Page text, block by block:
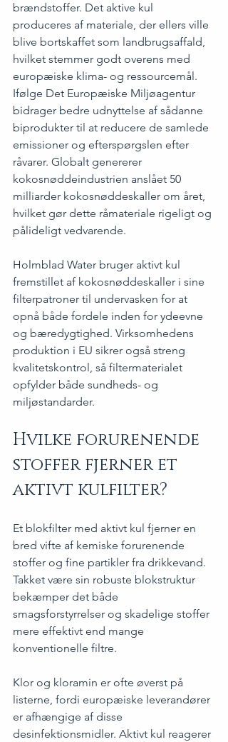
brændstoffer. Det aktive kul
produceres af materiale, der ellers ville
blive bortskaffet som landbrugsaffald,
hvilket stemmer godt overens med
europæiske klima- og ressourcemål.
Ifølge Det Europæiske Miljøagentur
bidrager bedre udnyttelse af sådanne
biprodukter til at reducere de samlede
emissioner og efterspørgslen efter
råvarer. Globalt genererer
kokosnøddeindustrien anslået 50
milliarder kokosnøddeskaller om året,
hvilket gør dette råmateriale rigeligt og
pålideligt vedvarende.
Holmblad Water bruger aktivt kul
fremstillet af kokosnøddeskaller i sine
filterpatroner til undervasken for at
opnå både fordele inden for ydeevne
og bæredygtighed. Virksomhedens
produktion i EU sikrer også streng
kvalitetskontrol, så filtermaterialet
opfylder både sundheds- og
miljøstandarder.
Hvilke forurenende
stoffer fjerner et
aktivt kulfilter?
Et blokfilter med aktivt kul fjerner en
bred vifte af kemiske forurenende
stoffer og fine partikler fra drikkevand.
Takket være sin robuste blokstruktur
bekæmper det både
smagsforstyrrelser og skadelige stoffer
mere effektivt end mange
konventionelle filtre.
Klor og kloramin er ofte øverst på
listerne, fordi europæiske leverandører
er afhængige af disse
desinfektionsmidler. Aktivt kul reagerer